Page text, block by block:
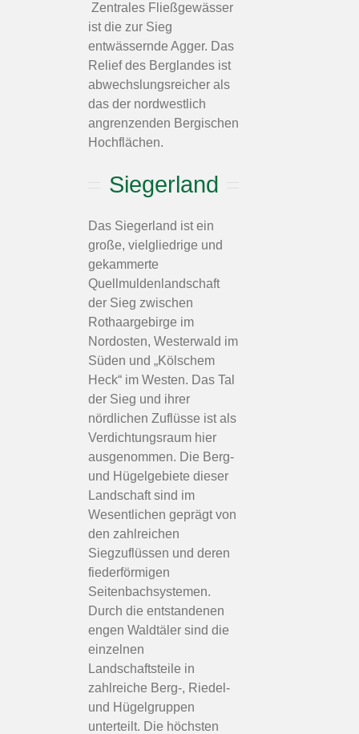
Zentrales Fließgewässer
ist die zur Sieg
entwässernde Agger. Das
Relief des Berglandes ist
abwechslungsreicher als
das der nordwestlich
angrenzenden Bergischen
Hochflächen.
Siegerland
Das Siegerland ist ein
große, vielgliedrige und
gekammerte
Quellmuldenlandschaft
der Sieg zwischen
Rothaargebirge im
Nordosten, Westerwald im
Süden und „Kölschem
Heck“ im Westen. Das Tal
der Sieg und ihrer
nördlichen Zuflüsse ist als
Verdichtungsraum hier
ausgenommen. Die Berg-
und Hügelgebiete dieser
Landschaft sind im
Wesentlichen geprägt von
den zahlreichen
Siegzuflüssen und deren
fiederförmigen
Seitenbachsystemen.
Durch die entstandenen
engen Waldtäler sind die
einzelnen
Landschaftsteile in
zahlreiche Berg-, Riedel-
und Hügelgruppen
unterteilt. Die höchsten